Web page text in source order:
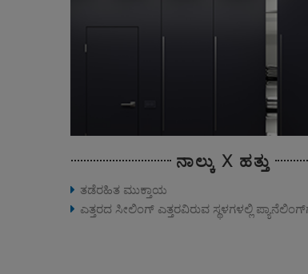
ನಾಲ್ಕು X ಹತ್ತು
ತಡೆರಹಿತ ಮುಕ್ತಾಯ
ಎತ್ತರದ ಸೀಲಿಂಗ್ ಎತ್ತರವಿರುವ ಸ್ಥಳಗಳಲ್ಲಿ